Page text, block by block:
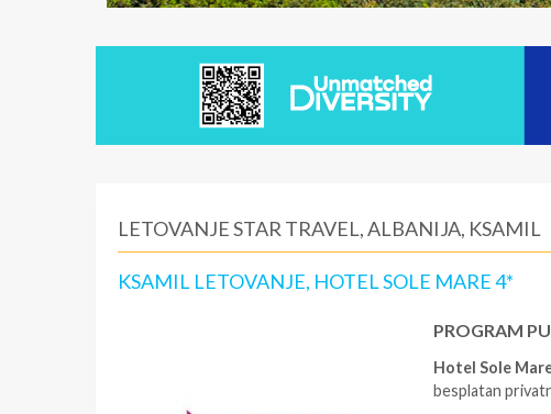
LETOVANJE STAR TRAVEL, ALBANIJA, KSAMIL
KSAMIL LETOVANJE, HOTEL SOLE MARE 4*
PROGRAM
Hotel Sole
besplatan